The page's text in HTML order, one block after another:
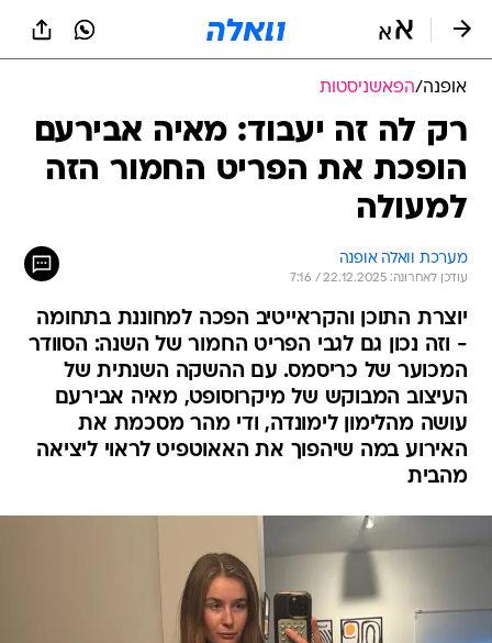
אופנה/הפאשניסטות
רק לה זה יעבוד: מאיה אבירעם
הופכת את הפריט החמור הזה
למעולה
מערכת וואלה אופנה
עודכן לאחרונה: 22.12.2025 / 7:16
יוצרת התוכן והקראייטיב הפכה למחוננת בתחומה
- וזה נכון גם לגבי הפריט החמור של השנה: הסוודר
המכוער של כריסמס. עם ההשקה השנתית של
העיצוב המבוקש של מיקרוסופט, מאיה אבירעם
עושה מהלימון לימונדה, ודי מהר מסכמת את
האירוע במה שיהפוך את האאוטפיט לראוי ליציאה
מהבית